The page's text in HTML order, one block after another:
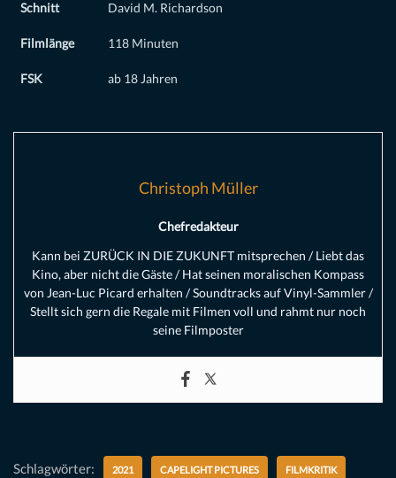
Schnitt David M. Richardson
Filmlänge 118 Minuten
FSK ab 18 Jahren
Christoph Müller
Chefredakteur
Kann bei ZURÜCK IN DIE ZUKUNFT mitsprechen / Liebt das
Kino, aber nicht die Gäste / Hat seinen moralischen Kompass
von Jean-Luc Picard erhalten / Soundtracks auf Vinyl-Sammler /
Stellt sich gern die Regale mit Filmen voll und rahmt nur noch
seine Filmposter
Schlagwörter: 2021 CAPELIGHT PICTURES FILMKRITIK